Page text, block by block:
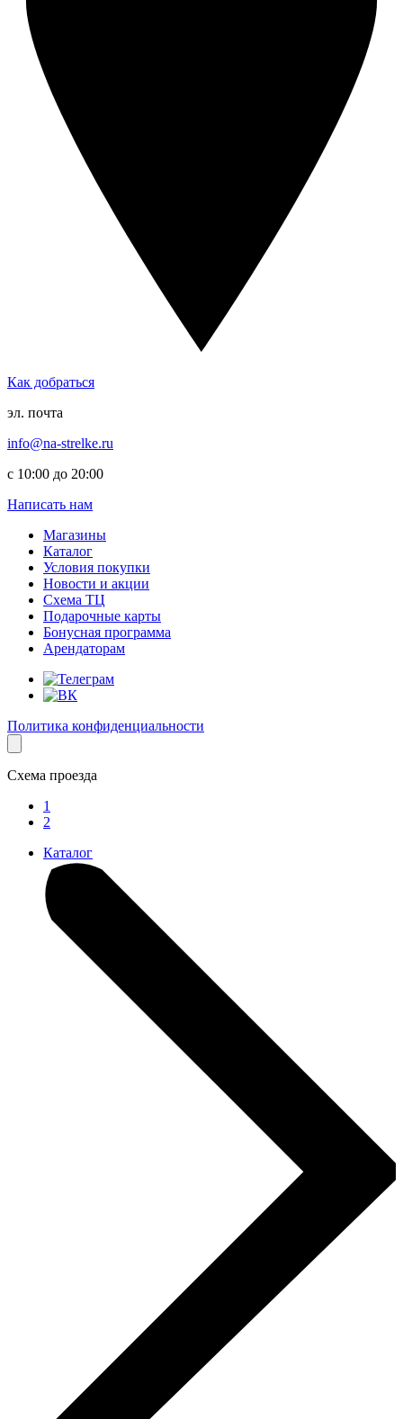
Как добраться
эл. почта
info@na-strelke.ru
с 10:00 до 20:00
Написать нам
Магазины
Каталог
Условия покупки
Новости и акции
Схема ТЦ
Подарочные карты
Бонусная программа
Арендаторам
Политика конфиденциальности
Схема проезда
1
2
Каталог